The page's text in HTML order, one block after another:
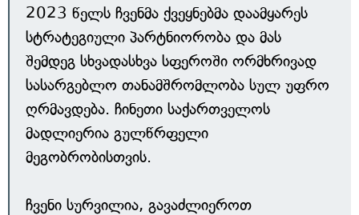
2023 წელს ჩვენმა ქვეყნებმა დაამყარეს
სტრატეგიული პარტნიორობა და მას
შემდეგ სხვადასხვა სფეროში ორმხრივად
სასარგებლო თანამშრომლობა სულ უფრო
ღრმავდება. ჩინეთი საქართველოს
მადლიერია გულწრფელი
მეგობრობისთვის.
ჩვენი სურვილია, გავაძლიეროთ